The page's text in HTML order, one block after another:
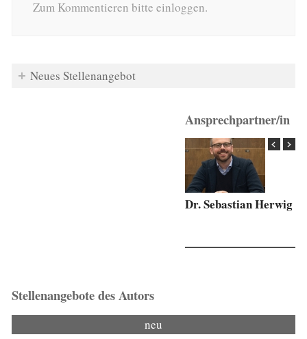
Zum Kommentieren bitte einloggen.
Neues Stellenangebot
Ansprechpartner/in
Dr. Sebastian Herwig
Stellenangebote des Autors
neu